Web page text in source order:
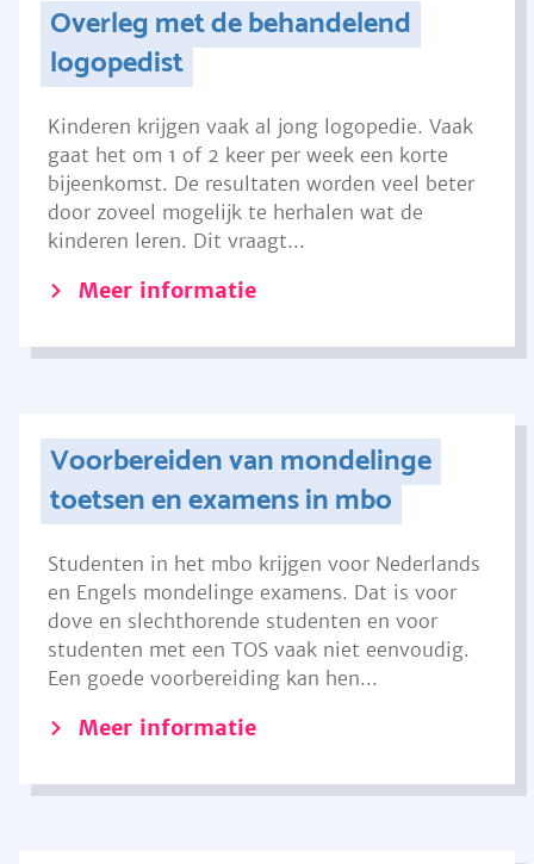
Overleg met de behandelend
logopedist
Kinderen krijgen vaak al jong logopedie. Vaak
gaat het om 1 of 2 keer per week een korte
bijeenkomst. De resultaten worden veel beter
door zoveel mogelijk te herhalen wat de
kinderen leren. Dit vraagt...
Meer informatie
Voorbereiden van mondelinge
toetsen en examens in mbo
Studenten in het mbo krijgen voor Nederlands
en Engels mondelinge examens. Dat is voor
dove en slechthorende studenten en voor
studenten met een TOS vaak niet eenvoudig.
Een goede voorbereiding kan hen...
Meer informatie